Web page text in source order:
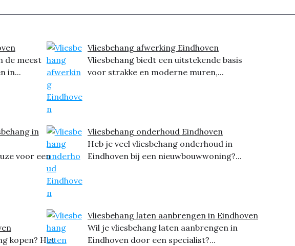
de meest
in...
in
voor een
kopen? Het
Vliesbehang afwerking Eindhoven
Vliesbehang biedt een uitstekende basis
voor strakke en moderne muren,...
Vliesbehang onderhoud Eindhoven
Heb je veel vliesbehang onderhoud in
Eindhoven bij een nieuwbouwwoning?...
Vliesbehang laten aanbrengen in Eindhoven
Wil je vliesbehang laten aanbrengen in
Eindhoven door een specialist?...